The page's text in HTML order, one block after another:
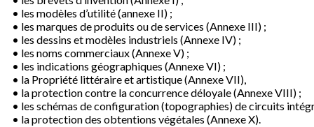
• les modèles d’utilité (annexe II) ;
• les marques de produits ou de services (Annexe III) ;
• les dessins et modèles industriels (Annexe IV) ;
• les noms commerciaux (Annexe V) ;
• les indications géographiques (Annexe VI) ;
• la Propriété littéraire et artistique (Annexe VII),
• la protection contre la concurrence déloyale (Annexe VIII) ;
• les schémas de configuration (topographies) de circuits
• la protection des obtentions végétales (Annexe X).